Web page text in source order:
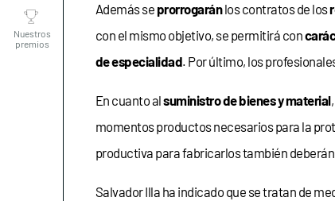
premios
Además se prorrogaránlos contratos de los
con el mismo objetivo, se permitirá con
de especialidad. Por último, los
En cuanto alsuministro de bienes y material
momentos productos necesarios para la
productiva para fabricarlos también
Salvador Illa ha indicado que se tratan de